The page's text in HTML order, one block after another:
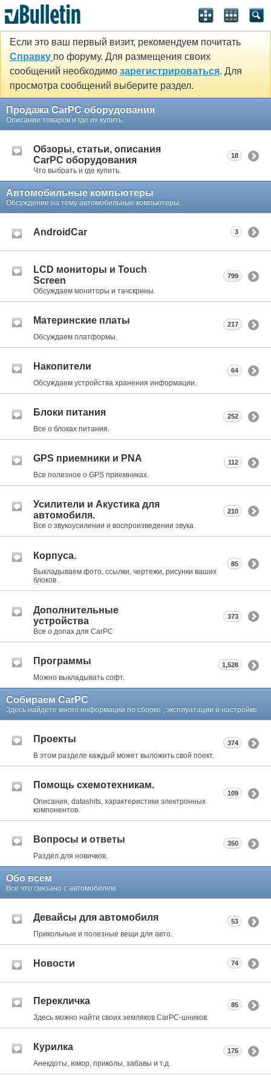
Если это ваш первый визит, рекомендуем почитать
Справку по форуму. Для размещения своих
сообщений необходимо зарегистрироваться. Для
просмотра сообщений выберите раздел.
Продажа CarPC оборудования
Описание товаров и где их купить.
Обзоры, статьи, описания
CarPC оборудования
Что выбрать и где купить.
18
Автомобильные компьютеры
Обсуждение на тему автомобильные компьютеры.
AndroidCar 3
LCD мониторы и Touch
Screen
Обсуждаем мониторы и тачскрины.
799
Материнские платы
Обсуждаем платформы.
217
Накопители
Обсуждаем устройства хранения информации.
64
Блоки питания
Все о блоках питания.
252
GPS приемники и PNA
Все полезное о GPS приемниках.
112
Усилители и Акустика для
автомобиля.
Все о звукоусилении и воспроизведении звука.
210
Корпуса.
Выкладываем фото, ссылки, чертежи, рисунки ваших
блоков .
85
Дополнительные
устройства
Все о допах для CarPC
373
Программы
Можно выкладывать софт.
1,528
Собираем CarPC
Здесь найдете много информации по сборке , эксплуатации и настройке.
Проекты
В этом разделе каждый может выложить свой поект.
374
Помощь схемотехникам.
Описания, datashits, характеристики электронных
компонентов.
109
Вопросы и ответы
Раздел для новичков.
350
Обо всем
Все что связано с автомобилем.
Девайсы для автомобиля
Прикольные и полезные вещи для авто.
53
Новости 74
Перекличка
Здесь можно найти своих земляков CarPC-шников.
85
Курилка
Анекдоты, юмор, приколы, забавы и т.д.
175